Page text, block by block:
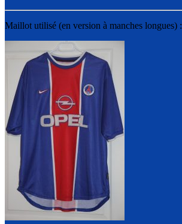
Maillot utilisé (en version à manches longues) :